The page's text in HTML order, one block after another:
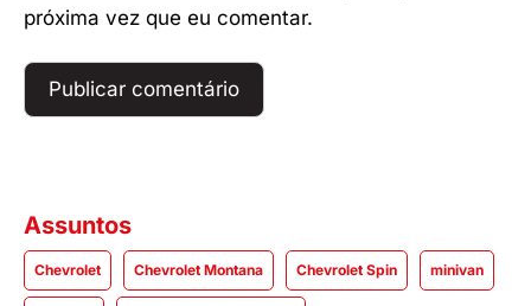
próxima vez que eu comentar.
Assuntos
Chevrolet Chevrolet Montana Chevrolet Spin minivan